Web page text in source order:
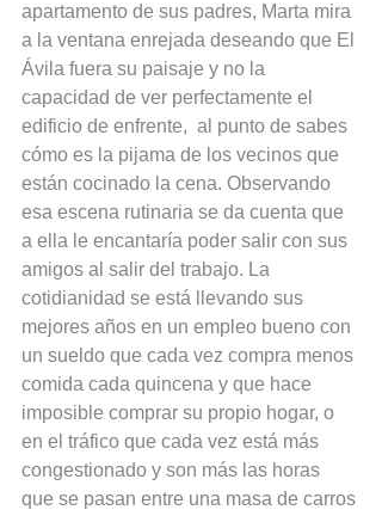
apartamento de sus padres, Marta mira
a la ventana enrejada deseando que El
Ávila fuera su paisaje y no la
capacidad de ver perfectamente el
edificio de enfrente,  al punto de sabes
cómo es la pijama de los vecinos que
están cocinado la cena. Observando
esa escena rutinaria se da cuenta que
a ella le encantaría poder salir con sus
amigos al salir del trabajo. La
cotidianidad se está llevando sus
mejores años en un empleo bueno con
un sueldo que cada vez compra menos
comida cada quincena y que hace
imposible comprar su propio hogar, o
en el tráfico que cada vez está más
congestionado y son más las horas
que se pasan entre una masa de carros